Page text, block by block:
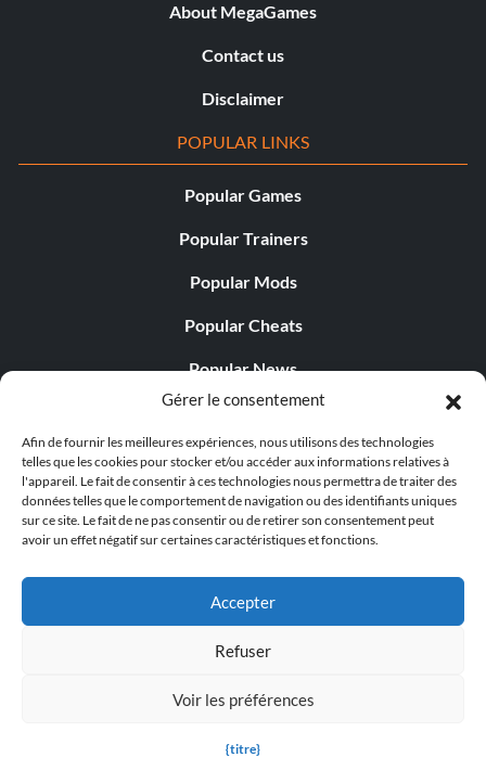
Gérer le consentement
Afin de fournir les meilleures expériences, nous utilisons des technologies
telles que les cookies pour stocker et/ou accéder aux informations relatives à
l'appareil. Le fait de consentir à ces technologies nous permettra de traiter des
données telles que le comportement de navigation ou des identifiants uniques
sur ce site. Le fait de ne pas consentir ou de retirer son consentement peut
avoir un effet négatif sur certaines caractéristiques et fonctions.
Accepter
Refuser
Voir les préférences
{titre}
About MegaGames
Contact us
Disclaimer
POPULAR LINKS
Popular Games
Popular Trainers
Popular Mods
Popular Cheats
Popular News
Popular Editorials
Popular Free Games
LATEST UPDATES
Terms of Service